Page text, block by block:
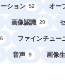
ション 52 オー
画像認識 20
ファインチュー
音声 9 画像